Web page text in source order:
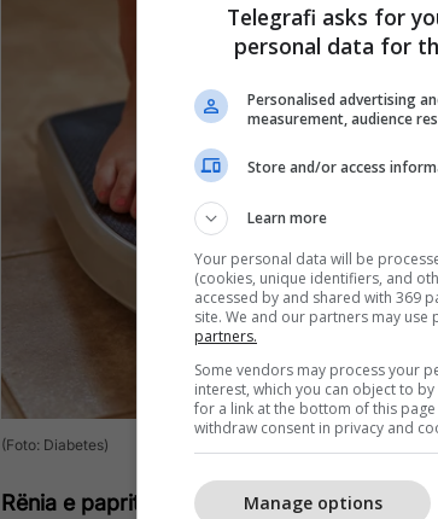
(Foto: Diabetes)
Rënia e papritur në peshëNëse vëreni që
Telegrafi asks for
personal data for
Personalised advertising
measurement, audience
Store and/or access
Learn more
Your personal data will be
(cookies, unique identifiers, and
accessed by and shared with 369
site. We and our partners may use
partners.
Some vendors may process your
interest, which you can object to
for a link at the bottom of this
withdraw consent in privacy and
Manage options